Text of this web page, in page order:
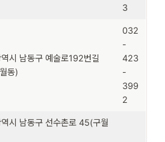
3
시 남동구 예술로192번길
동)
032
-
423
-
399
2
역시 남동구 선수촌로 45(구월